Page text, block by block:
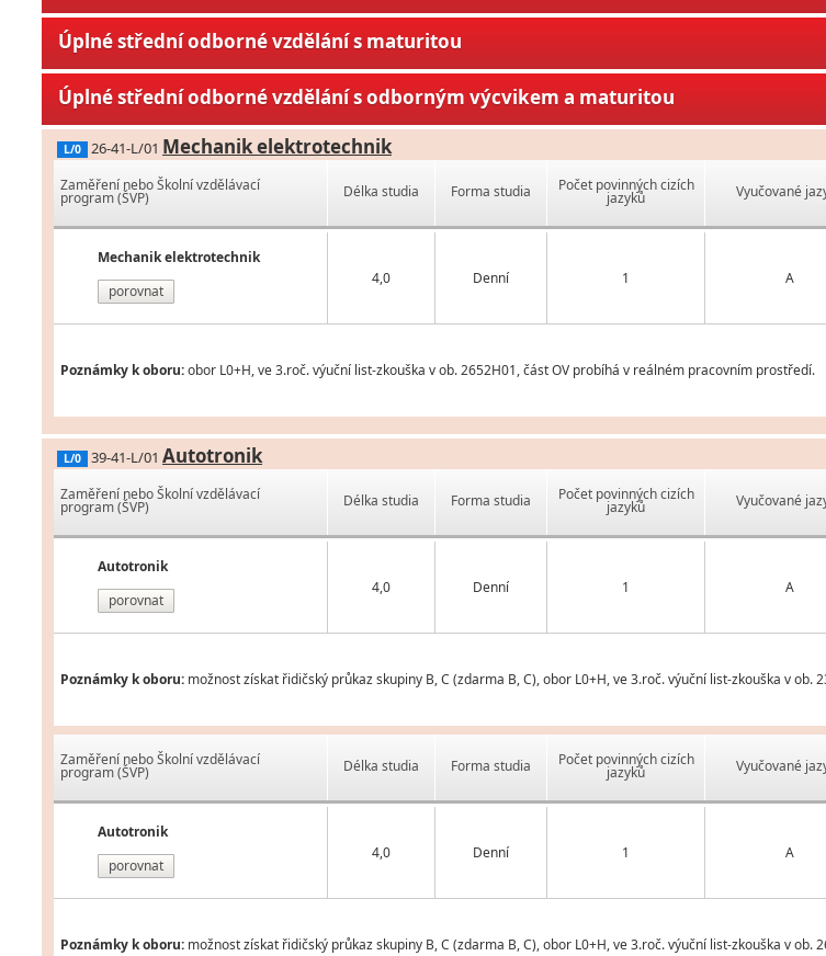
Úplné střední odborné vzdělání s maturitou
Úplné střední odborné vzdělání s odborným výcvikem a maturitou
L/0 26-41-L/01 Mechanik elektrotechnik
Zaměření nebo Školní vzdělávací
program (ŠVP)
Mechanik elektrotechnik
porovnat
Délka studia Forma studia Počet povinných cizích
jazyků Vyučované
4,0 Denní 1 A
Poznámky k oboru:obor L0+H, ve 3.roč. výuční list-zkouška v ob. 2652H01, část OV probíhá v reálném pracovním prostředí.
L/0 39-41-L/01 Autotronik
Zaměření nebo Školní vzdělávací
program (ŠVP)
Autotronik
porovnat
Délka studia Forma studia Počet povinných cizích
jazyků Vyučované
4,0 Denní 1 A
Poznámky k oboru: možnost získat řidičský průkaz skupiny B, C (zdarma B, C), obor L0+H, ve 3.roč. výuční list-zkouška v
Zaměření nebo Školní vzdělávací
program (ŠVP)
Autotronik
porovnat
Délka studia Forma studia Počet povinných cizích
jazyků Vyučované
4,0 Denní 1 A
Poznámky k oboru: možnost získat řidičský průkaz skupiny B, C (zdarma B, C), obor L0+H, ve 3.roč. výuční list-zkouška v